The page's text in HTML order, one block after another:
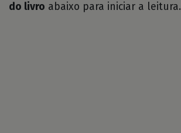
do livro abaixo para iniciar a leitura.